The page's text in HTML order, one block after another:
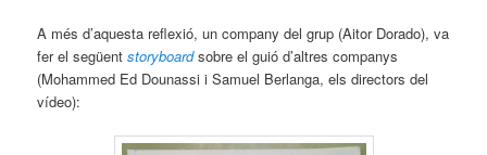
A més d’aquesta reflexió, un company del grup (Aitor Dorado), va
fer el següentstoryboard sobre el guió d’altres companys
(Mohammed Ed Dounassi i Samuel Berlanga, els directors del
vídeo):